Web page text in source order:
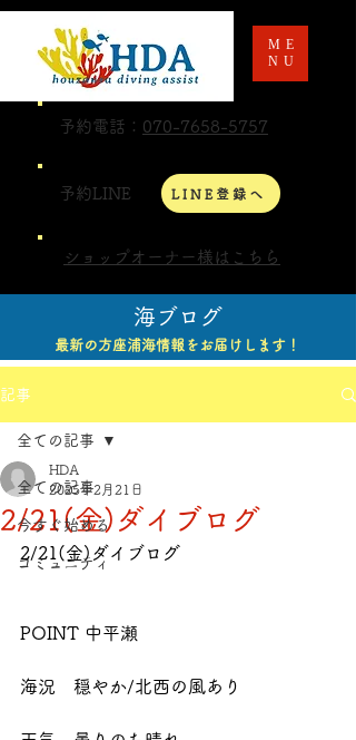
予約電話： 070-7658-5757
予約LINE LINE登録へ
ショップオーナー様はこちら
ME
NU
海ブログ
最新の方座浦海情報をお届けします！
記事
全ての記事
今すぐ始める
コミュニティ
全ての記事
2/21(金)ダイブログ
HDA
2025年2月21日
2/21(金)ダイブログ
POINT 中平瀬
海況　穏やか/北西の風あり